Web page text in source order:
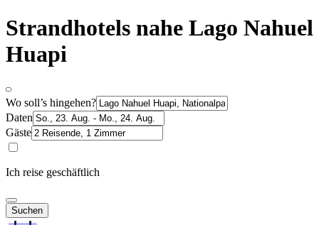
Strandhotels nahe Lago Nahuel
Huapi
Wo soll’s hingehen?
Daten
Gäste
Ich reise geschäftlich
Suchen